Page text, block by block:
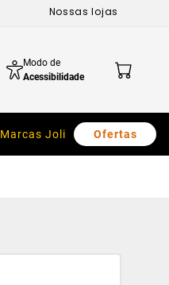
Nossas lojas
Modo de
Acessibilidade
Marcas Joli Ofertas